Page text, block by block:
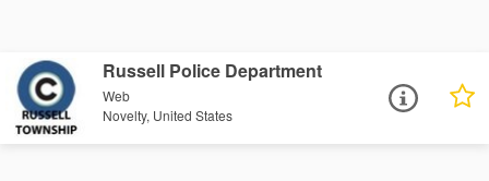
Russell Police Department
Web
Novelty, United States